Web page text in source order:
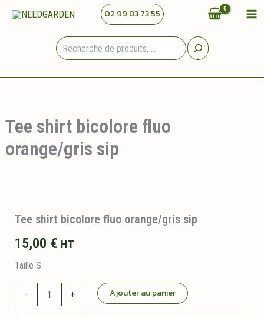
02 99 83 73 55
Tee shirt bicolore fluo
orange/gris sip
Tee shirt bicolore fluo orange/gris sip
15,00 € HT
Taille S
- + Ajouter au panier